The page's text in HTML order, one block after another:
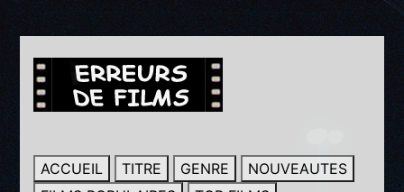
ACCUEIL TITRE GENRE
NOUVEAUTES